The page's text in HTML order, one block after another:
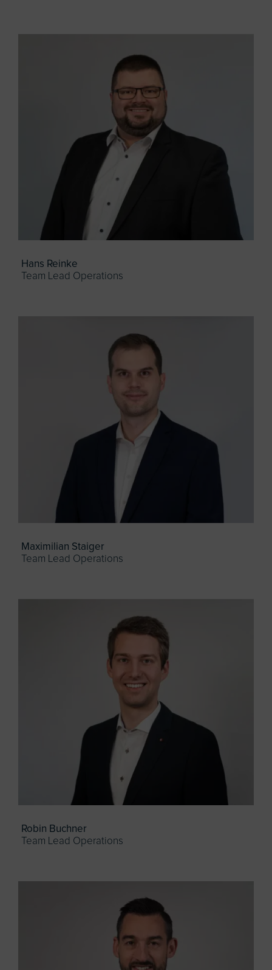
Hans Reinke
Team Lead Operations
Maximilian Staiger
Team Lead Operations
Robin Buchner
Team Lead Operations